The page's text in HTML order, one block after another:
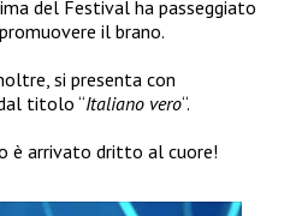
del Festival ha passeggiato
il brano.
si presenta con
titolo “Italiano vero“.
è arrivato dritto al cuore!